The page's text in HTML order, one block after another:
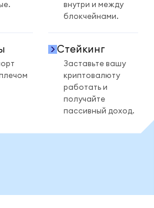
внутри и между
блокчейнами.
Стейкинг
Заставьте вашу
криптовалюту
работать и
получайте
пассивный доход.